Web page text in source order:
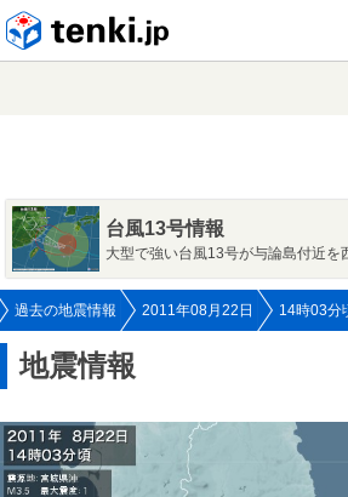
台風13号情報
大型で強い台風13号が与論島付近を
過去の地震情報 2011年08月22日 14時03分
地震情報